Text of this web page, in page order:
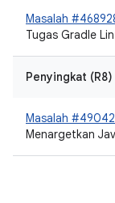
Masalah
Tugas Gradle
Penyingkat (R8)
Masalah
Menargetkan